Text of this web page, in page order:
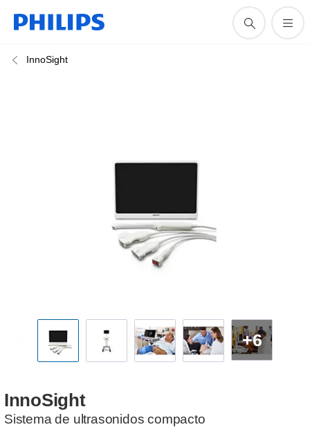
InnoSight
+6
InnoSight
Sistema de ultrasonidos compacto